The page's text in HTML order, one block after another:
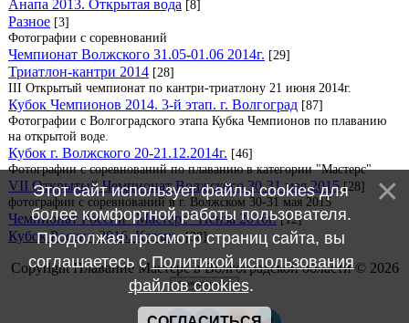
Анапа 2013. Открытая вода [8]
Разное [3]
Фотографии с соревнований
Чемпионат Волжского 31.05-01.06 2014г. [29]
Триатлон-кантри 2014 [28]
III Открытый чемпионат по кантри-триатлону 21 июня 2014г.
Кубок Чемпионов 2014. 3-й этап. г. Волгоград [87]
Фотографии с Волгоградского этапа Кубка Чемпионов по плаванию
на открытой воде.
Кубок г. Волжского 20-21.12.2014г. [46]
Фотографии с соревнований по плаванию в категории "Мастерс"
VII Открытый Чемпионат Волжского 30-31 мая 2015 [28]
фотографии с соревнований в г. Волжском 30-31 мая 2015
Чемпионат России "Мастерс" Пенза 2016г. [12]
Кубок России 2016. Казань. [38]
Copyright Плавание Мастерс в Волгоградской области © 2026
Этот сайт использует файлы cookies для
более комфортной работы пользователя.
Продолжая просмотр страниц сайта, вы
соглашаетесь сПолитикой использования
файлов cookies.